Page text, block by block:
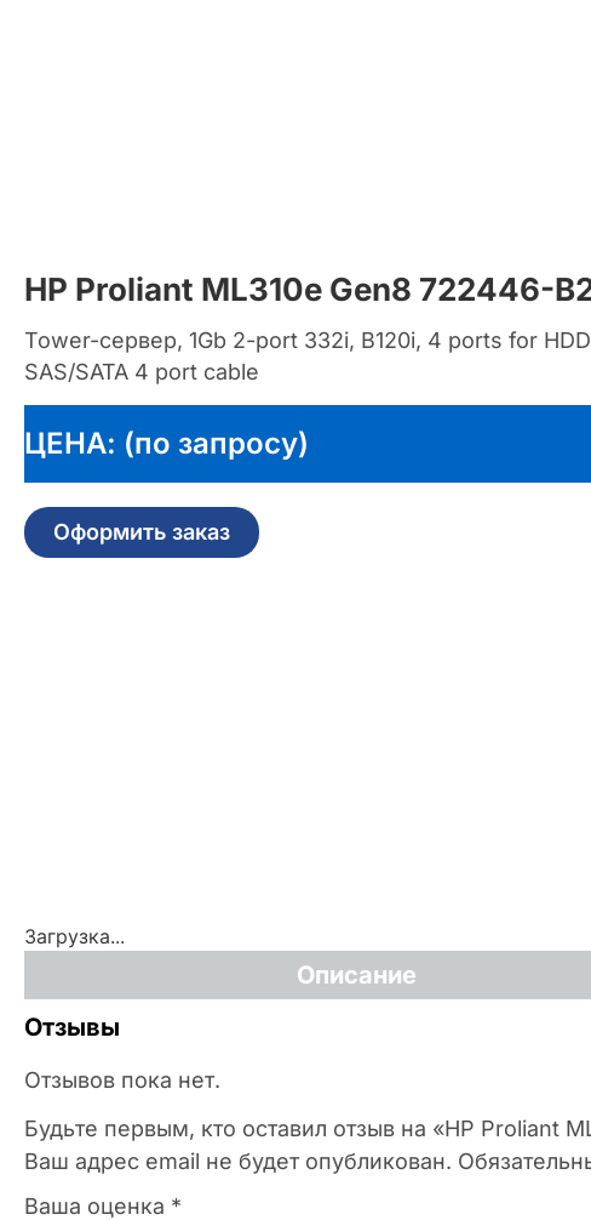
HP Proliant ML310e Gen8 722446-
Tower-сервер, 1Gb 2-port 332i, B120i, 4 ports for
SAS/SATA 4 port cable
ЦЕНА: (по запросу)
Оформить заказ
Загрузка...
Описание
Отзывы
Отзывов пока нет.
Будьте первым, кто оставил отзыв на «HP Proliant
Ваш адрес email не будет опубликован.
Ваша оценка *